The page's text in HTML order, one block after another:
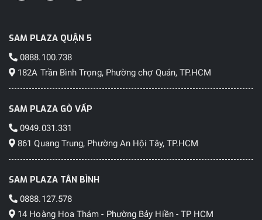
SAM PLAZA QUẬN 5
0888.100.738
182A Trần Bình Trọng, Phường chợ Quán, TP.HCM
SAM PLAZA GÒ VẤP
0949.031.331
861 Quang Trung, Phường An Hội Tây, TP.HCM
SAM PLAZA TÂN BÌNH
0888.127.578
14 Hoàng Hoa Thám - Phường Bảy Hiền - TP HCM